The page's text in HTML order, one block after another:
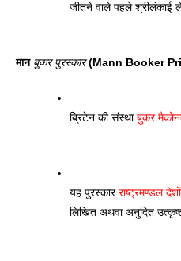
जीतने वाले पहले
मान बुकर पुरस्कार (Mann Booker
ब्रिटेन की संस्था बुकर
यह पुरस्कार राष्ट्रमण्डल
लिखित अथवा अनुदित